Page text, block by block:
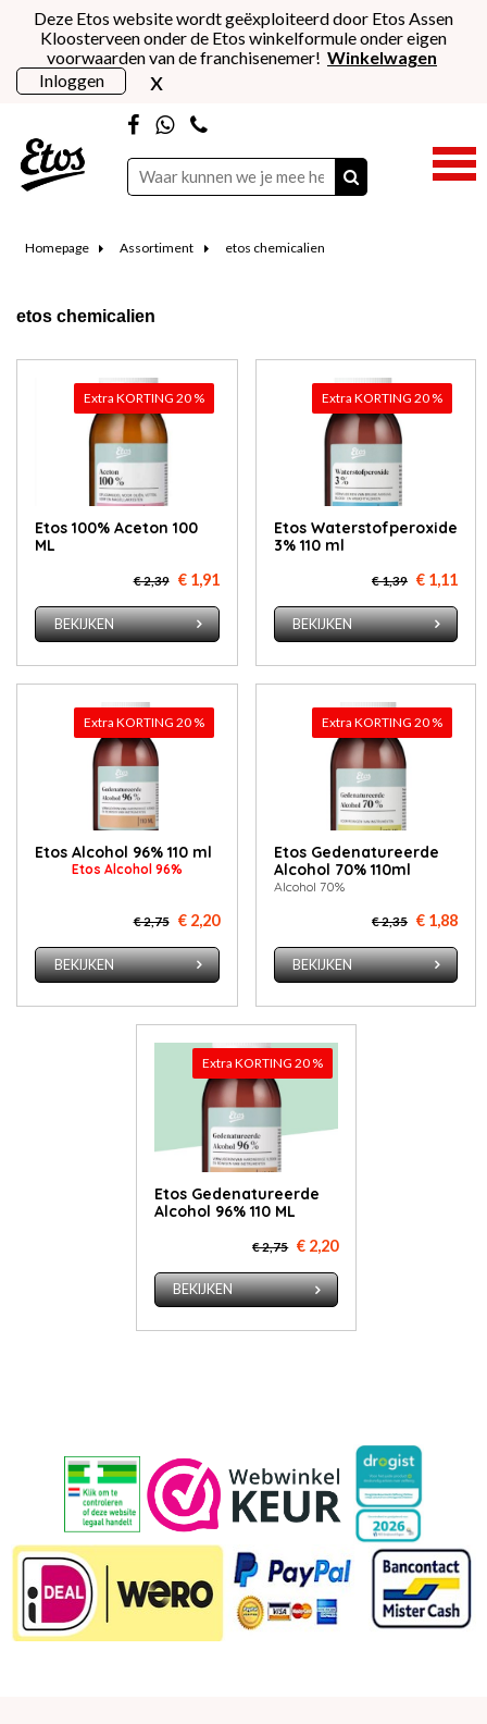
Deze Etos website wordt geëxploiteerd door Etos Assen
Kloosterveen onder de Etos winkelformule onder eigen
voorwaarden van de franchisenemer! Winkelwagen
Inloggen
x
Homepage Assortiment etos chemicalien
etos chemicalien
Extra KORTING 20 %
Etos 100% Aceton 100
ML
€ 2,39 € 1,91
BEKIJKEN
Extra KORTING 20 %
Etos Waterstofperoxide
3% 110 ml
€ 1,39 € 1,11
BEKIJKEN
Extra KORTING 20 %
Etos Al­co­hol 96% 110 ml
Etos Al­co­hol 96%
€ 2,75 € 2,20
BEKIJKEN
Extra KORTING 20 %
Etos Gedenatureerde
Alcohol 70% 110ml
Alcohol 70%
€ 2,35 € 1,88
BEKIJKEN
Extra KORTING 20 %
Etos Gedenatureerde
Alcohol 96% 110 ML
€ 2,75 € 2,20
BEKIJKEN